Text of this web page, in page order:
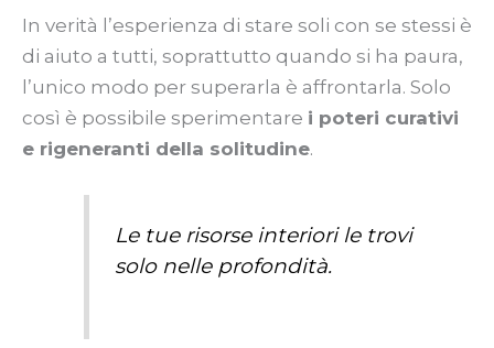
In verità l’esperienza di stare soli con se stessi è
di aiuto a tutti, soprattutto quando si ha paura,
l’unico modo per superarla è affrontarla. Solo
così è possibile sperimentare i poteri curativi
e rigeneranti della solitudine.
Le tue risorse interiori le trovi
solo nelle profondità.